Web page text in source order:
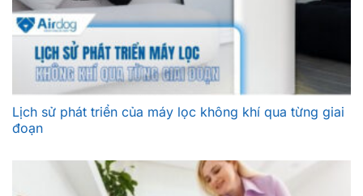
Lịch sử phát triển của máy lọc không khí qua từng giai
đoạn